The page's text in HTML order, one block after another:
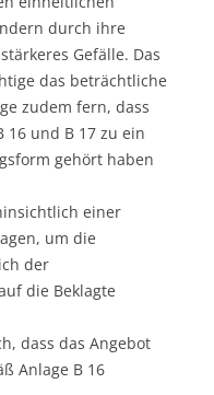
durch ihre
Gefälle. Das
das beträchtliche
zudem fern, dass
16 und B 17 zu ein
gehört haben
einer
um die
der
die Beklagte
dass das Angebot
Anlage B 16